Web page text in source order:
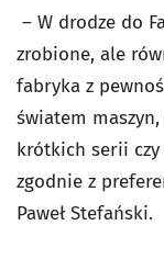
– W drodze do
zrobione, ale
fabryka z
światem
krótkich serii
zgodnie z
Paweł Stefański.